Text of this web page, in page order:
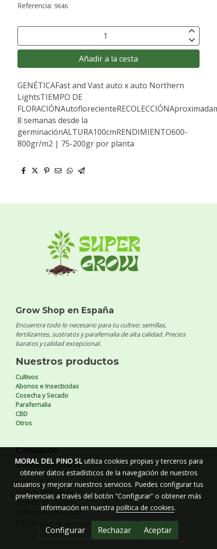
Referencia: 9646
Añadir a la cesta
GENÉTICAFast and Vast auto x auto Northern
LightsTIEMPO DE
8 semanas desde la
germinaciónALTURA100cmRENDIMIENTO600-
800gr/m2 | 75-200gr por planta
Grow Shop en España
Encuentra todo lo necesario para tu cultivo: semillas,
fertilizantes, sustratos y parafernalia de alta calidad. Precios
baratos y calidad excepcional.
Nuestros productos
Cultivos
Abonos e Insecticidas
Cosecha y Secado
Parafernalia
CBD
Otros
Contacto
✉ info@supergrow.es
Aviso legal
Política de cookies
Gestión de cookies
Política de privacidad
Declaración de accesibilidad
MORAL DEL PINO SLutiliza cookies propias y terceros para
obtener datos estadísticos de la navegación de nuestros
usuarios y mejorar nuestros servicios. Puedes configurar tus
preferencias a través del botón “Configurar” o obtener más
información en nuestra política de cookies.
Configurar Rechazar Aceptar